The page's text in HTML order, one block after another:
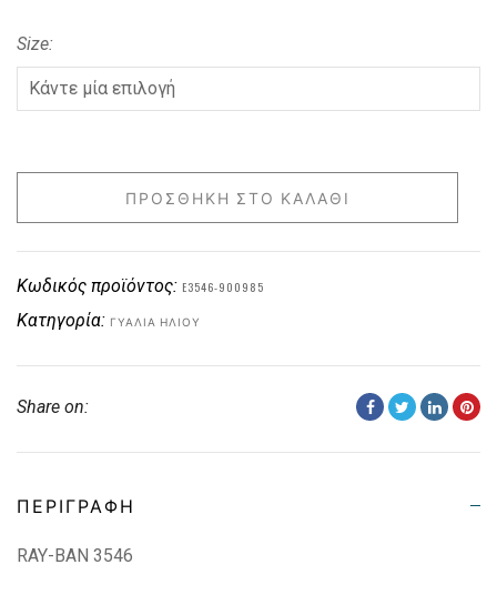
Size
ΠΡΟΣΘΉΚΗ ΣΤΟ ΚΑΛΆΘΙ
Κωδικός προϊόντος: E3546-900985
Κατηγορία: ΓΥΑΛΙΆ ΗΛΊΟΥ
Share on:
ΠΕΡΙΓΡΑΦΉ
RAY-BAN 3546